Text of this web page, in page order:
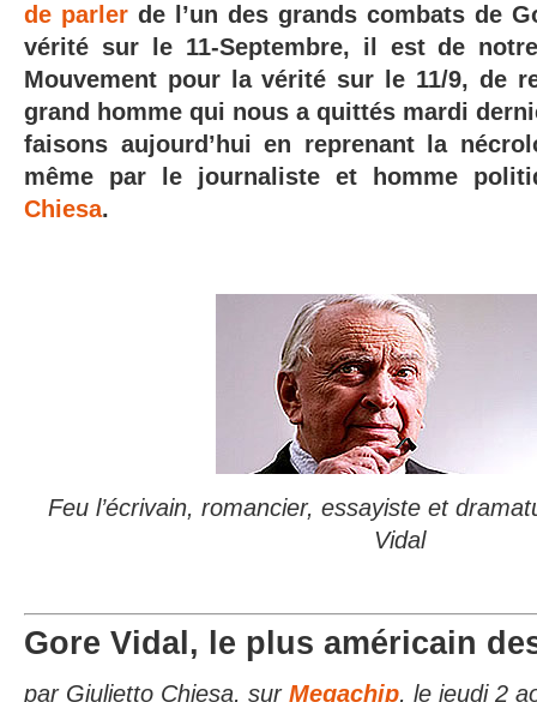
de parler de l’un des grands combats de
vérité sur le 11-Septembre, il est de
Mouvement pour la vérité sur le 11/9, de
grand homme qui nous a quittés mardi
faisons aujourd’hui en reprenant la
même par le journaliste et homme
Chiesa.
Feu l’écrivain, romancier, essayiste et
Vidal
Gore Vidal, le plus américain
par Giulietto Chiesa, sur Megachip, le jeudi 2